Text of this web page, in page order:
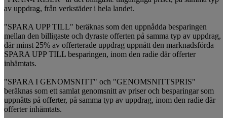
av uppdrag, från verkstäder i hela landet.
"SPARA UPP TILL" beräknas som den uppnådda besparingen
mellan den billigaste och dyraste offerten på samma typ av uppdrag,
där minst 25% av offerterade uppdrag uppnått den marknadsförda
SPARA UPP TILL besparingen, inom den radie där offerter
inhämtats.
"SPARA I GENOMSNITT" och "GENOMSNITTSPRIS"
beräknas som ett samlat genomsnitt av priser och besparingar som
uppnåtts på offerter, på samma typ av uppdrag, inom den radie där
offerter inhämtats.